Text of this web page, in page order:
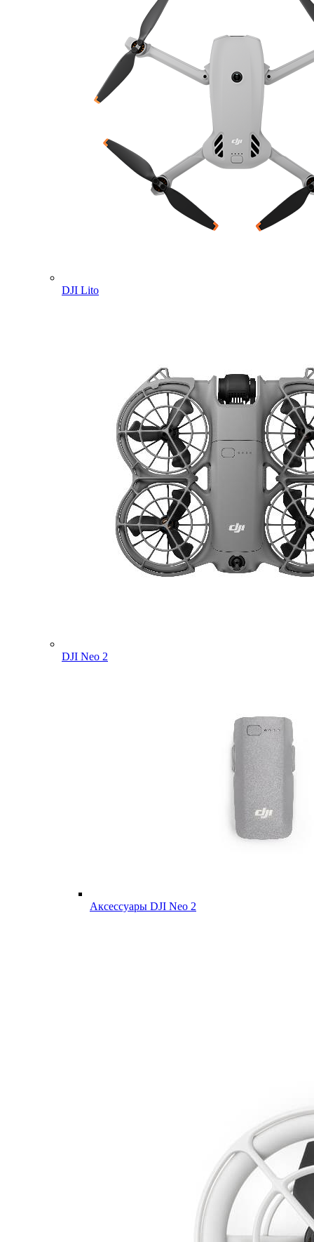
DJI Lito
DJI Neo 2
Аксессуары DJI Neo 2